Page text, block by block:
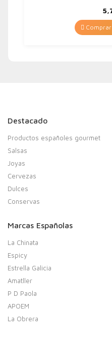
Destacado
Productos españoles gourmet
Salsas
Joyas
Cervezas
Dulces
Conservas
Marcas Españolas
La Chinata
Espicy
Estrella Galicia
Amatller
P D Paola
APOEM
La Obrera